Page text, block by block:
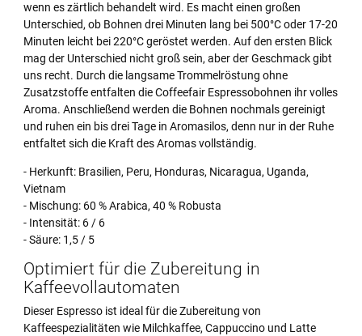
wenn es zärtlich behandelt wird. Es macht einen großen
Unterschied, ob Bohnen drei Minuten lang bei 500°C oder 17-20
Minuten leicht bei 220°C geröstet werden. Auf den ersten Blick
mag der Unterschied nicht groß sein, aber der Geschmack gibt
uns recht. Durch die langsame Trommelröstung ohne
Zusatzstoffe entfalten die Coffeefair Espressobohnen ihr volles
Aroma. Anschließend werden die Bohnen nochmals gereinigt
und ruhen ein bis drei Tage in Aromasilos, denn nur in der Ruhe
entfaltet sich die Kraft des Aromas vollständig.
- Herkunft: Brasilien, Peru, Honduras, Nicaragua, Uganda,
Vietnam
- Mischung: 60 % Arabica, 40 % Robusta
- Intensität: 6 / 6
- Säure: 1,5 / 5
Optimiert für die Zubereitung in
Kaffeevollautomaten
Dieser Espresso ist ideal für die Zubereitung von
Kaffeespezialitäten wie Milchkaffee, Cappuccino und Latte